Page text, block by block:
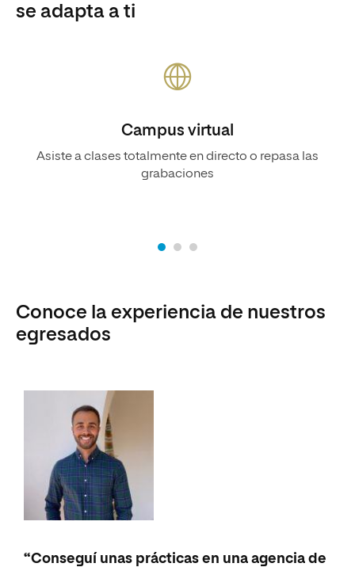
se adapta a ti
Campus virtual
Asiste a clases totalmente en directo o repasa las
grabaciones
Conoce la experiencia de nuestros
egresados
“Conseguí unas prácticas en una agencia de